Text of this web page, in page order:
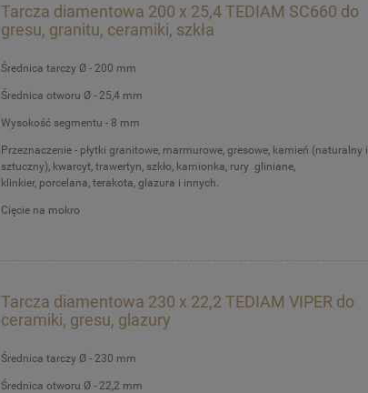
Tarcza diamentowa 200 x 25,4 TEDIAM SC660 do
gresu, granitu, ceramiki, szkła
Średnica tarczy Ø - 200 mm
Średnica otworu Ø - 25,4 mm
Wysokość segmentu - 8 mm
Przeznaczenie - płytki granitowe, marmurowe, gresowe, kamień (naturalny i
sztuczny), kwarcyt, trawertyn, szkło, kamionka, rury gliniane,
klinkier, porcelana, terakota, glazura i innych.
Cięcie na mokro
Tarcza diamentowa 230 x 22,2 TEDIAM VIPER do
ceramiki, gresu, glazury
Średnica tarczy Ø - 230 mm
Średnica otworu Ø - 22,2 mm